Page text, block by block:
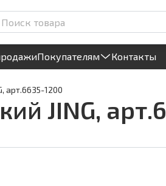
Круглосуточный! Прием
Покупателям Контакты
арт.6635-1200
JING,